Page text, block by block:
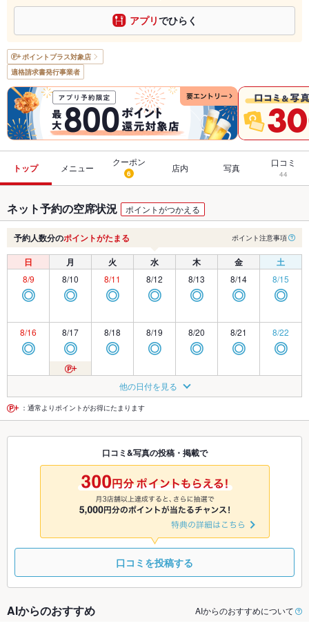
アプリでひらく
ポイントプラス対象店
適格請求書発行事業者
トップ メニュー
クーポン
6 店内 写真 口コミ
44
ネット予約の空席状況 ポイントがつかえる
予約人数分のポイントがたまる ポイント注意事項
日 月 火 水 木 金 土
8/9
◎
8/10
◎
8/11
◎
8/12
◎
8/13
◎
8/14
◎
8/15
◎
8/16
◎
8/17
◎
8/18
◎
8/19
◎
8/20
◎
8/21
◎
8/22
◎
◎ ◎
8/25
◎
8/26
◎
8/27
◎ ◎ ◎
8/30 8/31 9/1
◎
9/2
◎
9/3
◎
9/4 9/5
9/8
◎
9/9
◎
9/10
◎
9/11
他の日付を見る
：通常よりポイントがお得にたまります
口コミ&写真の投稿・掲載で
口コミを投稿する
AIからのおすすめ AIからのおすすめについて